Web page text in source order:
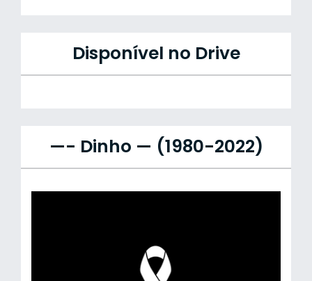
Disponível no Drive
—- Dinho — (1980-2022)